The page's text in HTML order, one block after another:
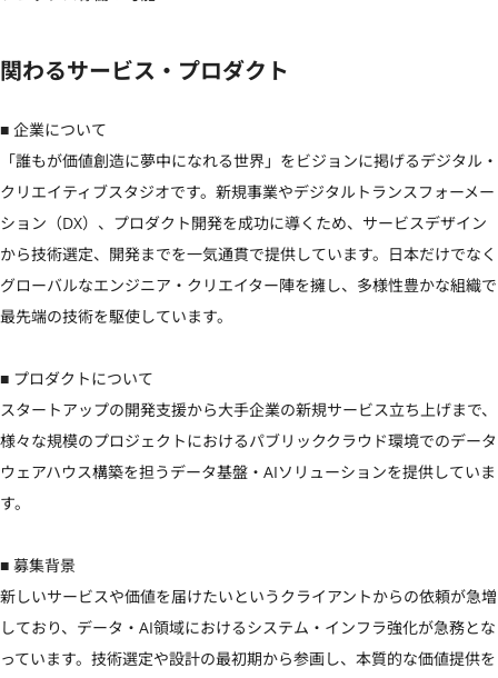
関わるサービス・プロダクト
■ 企業について
「誰もが価値創造に夢中になれる世界」をビジョンに掲げるデジタル・
クリエイティブスタジオです。新規事業やデジタルトランスフォーメー
ション（DX）、プロダクト開発を成功に導くため、サービスデザイン
から技術選定、開発までを一気通貫で提供しています。日本だけでなく
グローバルなエンジニア・クリエイター陣を擁し、多様性豊かな組織で
最先端の技術を駆使しています。
■ プロダクトについて
スタートアップの開発支援から大手企業の新規サービス立ち上げまで、
様々な規模のプロジェクトにおけるパブリッククラウド環境でのデータ
ウェアハウス構築を担うデータ基盤・AIソリューションを提供していま
す。
■ 募集背景
新しいサービスや価値を届けたいというクライアントからの依頼が急増
しており、データ・AI領域におけるシステム・インフラ強化が急務とな
っています。技術選定や設計の最初期から参画し、本質的な価値提供を